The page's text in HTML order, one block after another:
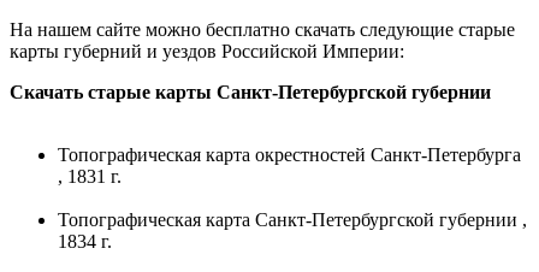
На нашем сайте можно бесплатно скачать следующие старые
карты губерний и уездов Российской Империи:
Скачать старые карты Санкт-Петербургской губернии
Топографическая карта окрестностей Санкт-Петербурга
, 1831 г.
Топографическая карта Санкт-Петербургской губернии ,
1834 г.